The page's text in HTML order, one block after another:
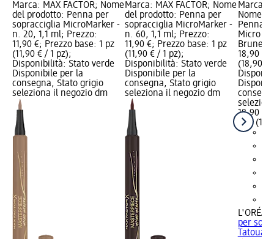
Marca: MAX FACTOR; Nome
del prodotto: Penna per
sopracciglia MicroMarker -
n. 20, 1,1 ml; Prezzo:
11,90 €; Prezzo base: 1 pz
(11,90 € / 1 pz);
Disponibilità: Stato verde
Disponibile per la
consegna, Stato grigio
seleziona il negozio dm
Marca: MAX FACTOR; Nome
del prodotto: Penna per
sopracciglia MicroMarker -
n. 60, 1,1 ml; Prezzo:
11,90 €; Prezzo base: 1 pz
(11,90 € / 1 pz);
Disponibilità: Stato verde
Disponibile per la
consegna, Stato grigio
seleziona il negozio dm
Marca:
Nome
Micro
18,90 €;
(18,90 €
18,90 €
1 pz
L'ORÉAL
per